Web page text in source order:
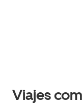
Viajes